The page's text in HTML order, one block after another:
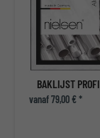
vanaf 79,00 € *